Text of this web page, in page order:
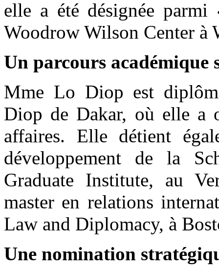
elle a été désignée parmi
Woodrow Wilson Center à
Un parcours académique
Mme Lo Diop est
Diop de Dakar, où elle a
affaires. Elle détient
développement de la
Graduate Institute, au
master en relations
Law and Diplomacy, à
Une nomination